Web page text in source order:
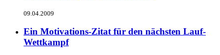
09.04.2009
Ein Motivations-Zitat für den nächsten Lauf-
Wettkampf